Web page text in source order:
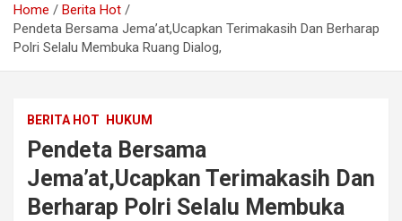
Home
Berita Hot
Pendeta Bersama Jema’at,Ucapkan Terimakasih Dan Berharap
Polri Selalu Membuka Ruang Dialog,
BERITA HOT HUKUM
Pendeta Bersama
Jema’at,Ucapkan Terimakasih Dan
Berharap Polri Selalu Membuka